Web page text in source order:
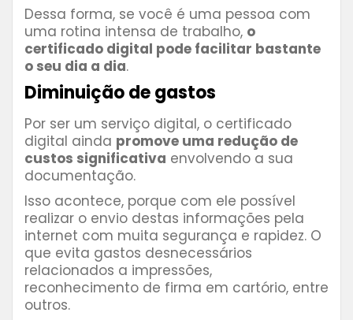
Dessa forma, se você é uma pessoa com
uma rotina intensa de trabalho, o
certificado digital pode facilitar bastante
o seu dia a dia.
Diminuição de gastos
Por ser um serviço digital, o certificado
digital ainda promove uma redução de
custos significativa envolvendo a sua
documentação.
Isso acontece, porque com ele possível
realizar o envio destas informações pela
internet com muita segurança e rapidez. O
que evita gastos desnecessários
relacionados a impressões,
reconhecimento de firma em cartório, entre
outros.